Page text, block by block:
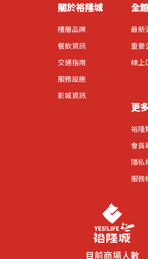
關於裕隆城
樓層品牌
餐飲資訊
交通指南
服務設施
影城資訊
全
最新
重要
線上
更
裕隆
會員
隱私
服務
目前商場人數